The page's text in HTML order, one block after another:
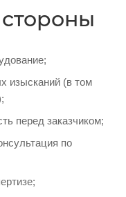
изысканий (в том
перед заказчиком;
по